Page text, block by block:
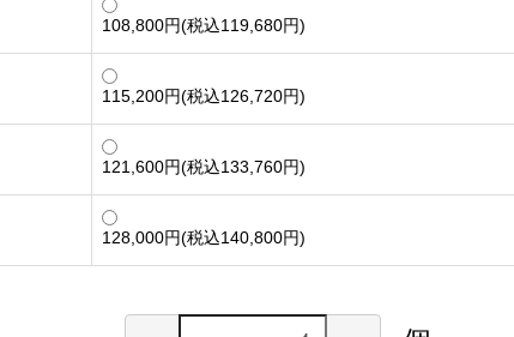
108,800円(税込119,680円)
115,200円(税込126,720円)
121,600円(税込133,760円)
128,000円(税込140,800円)